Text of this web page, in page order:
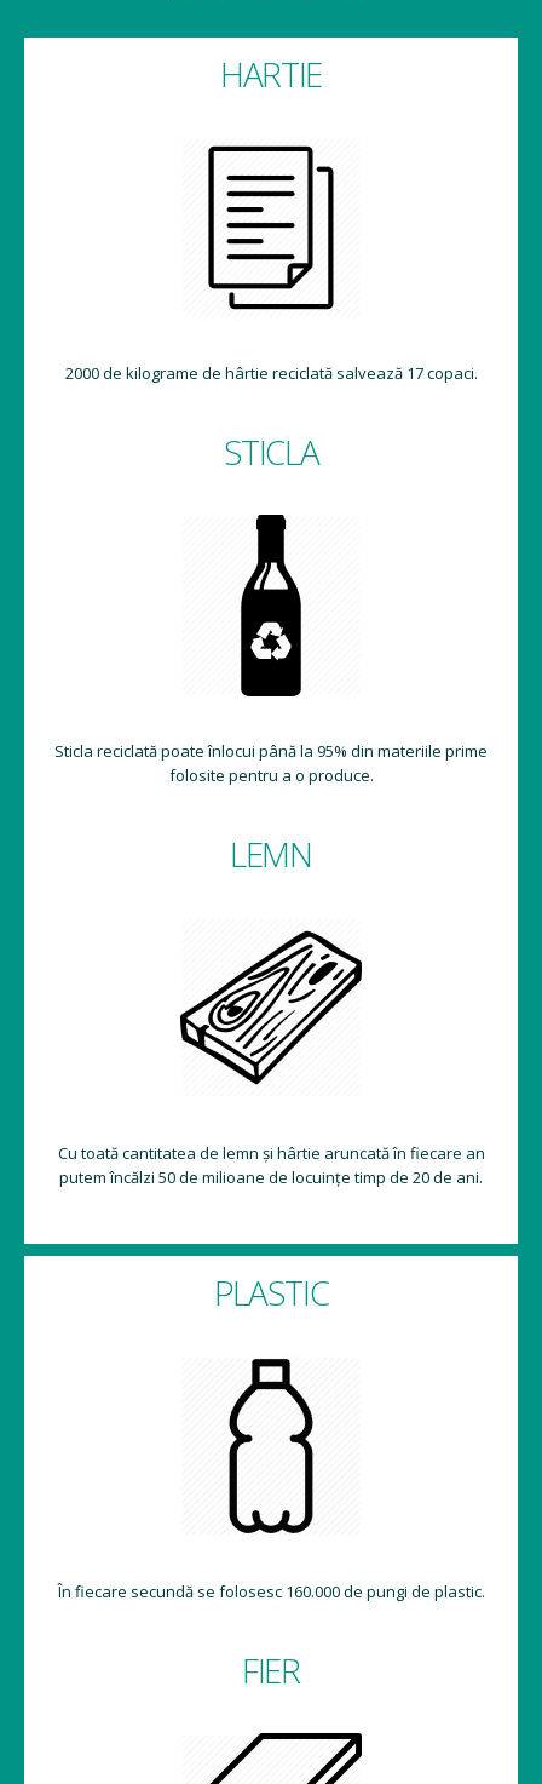
HARTIE
2000 de kilograme de hârtie reciclată salvează 17 copaci.
STICLA
Sticla reciclată poate înlocui până la 95% din materiile prime
folosite pentru a o produce.
LEMN
Cu toată cantitatea de lemn și hârtie aruncată în fiecare an
putem încălzi 50 de milioane de locuințe timp de 20 de ani.
PLASTIC
În fiecare secundă se folosesc 160.000 de pungi de plastic.
FIER